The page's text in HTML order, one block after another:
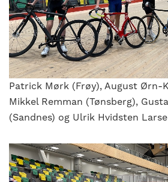
Patrick Mørk (Frøy), August Ørn-
Mikkel Remman (Tønsberg),
(Sandnes) og Ulrik Hvidsten